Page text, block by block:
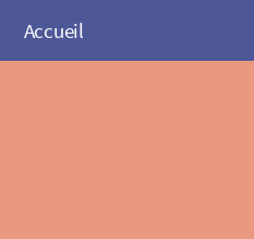
Accueil